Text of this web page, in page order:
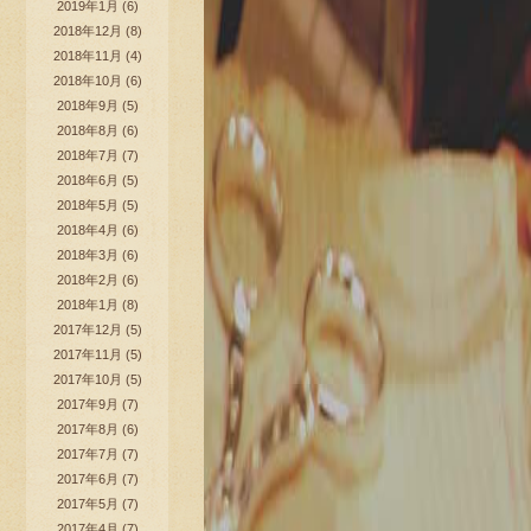
2019年1月 (6)
2018年12月 (8)
2018年11月 (4)
2018年10月 (6)
2018年9月 (5)
2018年8月 (6)
2018年7月 (7)
2018年6月 (5)
2018年5月 (5)
2018年4月 (6)
2018年3月 (6)
2018年2月 (6)
2018年1月 (8)
2017年12月 (5)
2017年11月 (5)
2017年10月 (5)
2017年9月 (7)
2017年8月 (6)
2017年7月 (7)
2017年6月 (7)
2017年5月 (7)